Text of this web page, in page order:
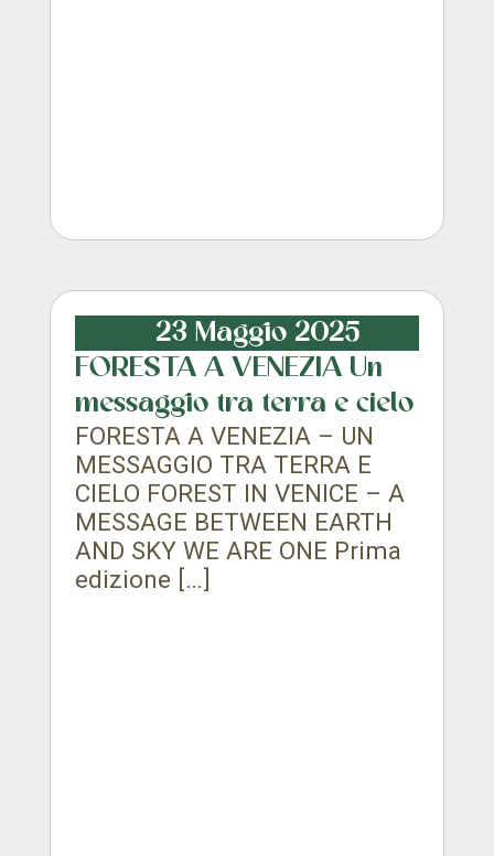
23 Maggio 2025
FORESTA A VENEZIA Un
messaggio tra terra e cielo
FORESTA A VENEZIA – UN
MESSAGGIO TRA TERRA E
CIELO FOREST IN VENICE – A
MESSAGE BETWEEN EARTH
AND SKY WE ARE ONE Prima
edizione […]